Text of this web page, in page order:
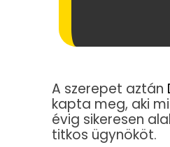
A szerepet aztán
kapta meg, aki
évig sikeresen
titkos ügynököt.